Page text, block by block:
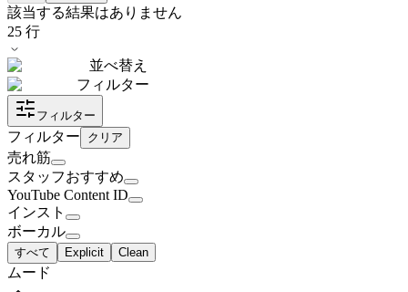
該当する結果はありません
25 行
並べ替え
フィルター
フィルター
フィルター クリア
売れ筋
スタッフおすすめ
YouTube Content ID
インスト
ボーカル
すべて Explicit Clean
ムード